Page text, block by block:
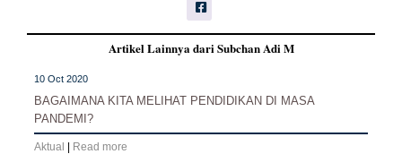
Artikel Lainnya dari Subchan Adi M
10 Oct 2020
BAGAIMANA KITA MELIHAT PENDIDIKAN DI MASA
PANDEMI?
Aktual Read more